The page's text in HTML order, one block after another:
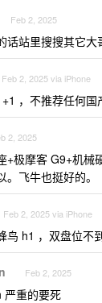
Feb 2, 2025
话站里搜搜其它
Feb 2, 2025 via iPhone
+1 ，不推荐任何国
2, 2025
+极摩客 G9+机械
。飞牛也挺好的。
Feb 2, 2025 via iPhone
鸟 h1 ，双盘位不
Feb 2, 2025
严重的要死